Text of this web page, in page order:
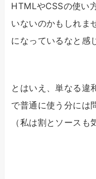
HTMLやCSSの使い
いないのかもしれま
になっているなと感
とはいえ、単なる違
で普通に使う分には
（私は割とソースも